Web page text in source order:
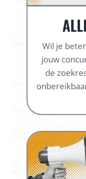
Wil je
jouw
de